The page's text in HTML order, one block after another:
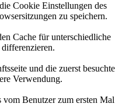
Cookie Einstellungen des
zu speichern.
Cache für unterschiedliche
und die zuerst besuchte
Verwendung.
Benutzer zum ersten Mal